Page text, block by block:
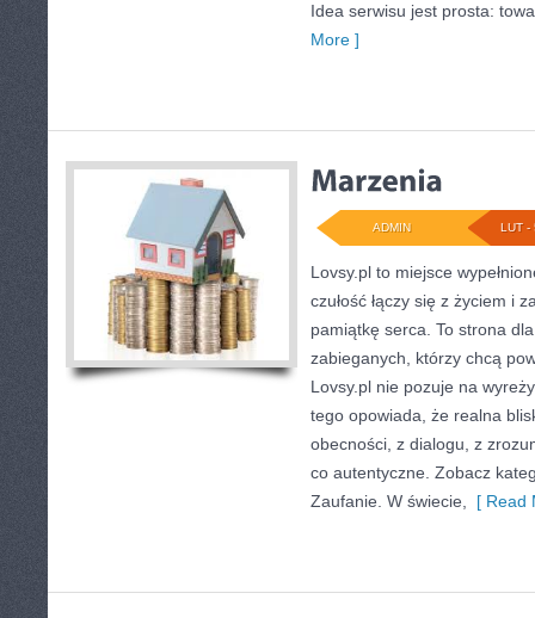
Idea serwisu jest prosta:
More ]
LUT -
ADMIN
Lovsy.pl to miejsce
czułość łączy się z życiem i
pamiątkę serca. To strona
zabieganych, którzy chcą
Lovsy.pl nie pozuje na
tego opowiada, że realna
obecności, z dialogu, z
co autentyczne. Zobacz
Zaufanie. W świecie,
[ Read